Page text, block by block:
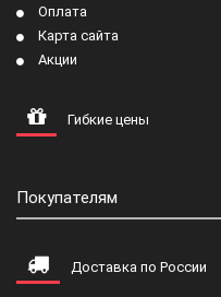
Оплата
Карта сайта
Акции
Гибкие цены
Покупателям
Доставка по России